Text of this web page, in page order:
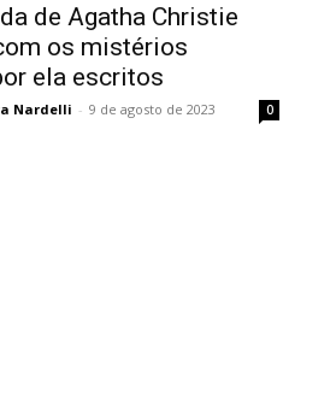
de Agatha Christie
os mistérios
ela escritos
Nardelli - 9 de agosto de 2023 0